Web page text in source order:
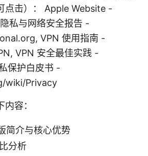
点击）： Apple Website -
私与网络安全报告 -
VPN 使用指南 -
VPN 安全最佳实践 -
保护白皮书 -
wiki/Privacy
容：
简介与核心优势
分析